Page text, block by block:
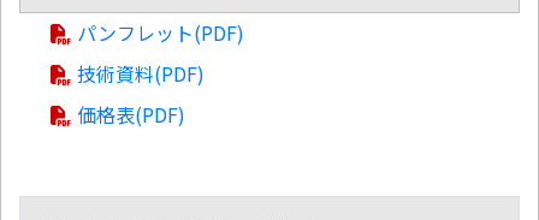
パンフレット(PDF)
技術資料(PDF)
価格表(PDF)